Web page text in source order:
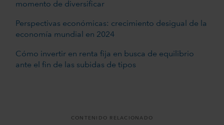
momento de diversificar
Perspectivas económicas: crecimiento desigual de la
economía mundial en 2024
Cómo invertir en renta fija en busca de equilibrio
ante el fin de las subidas de tipos
CONTENIDO RELACIONADO